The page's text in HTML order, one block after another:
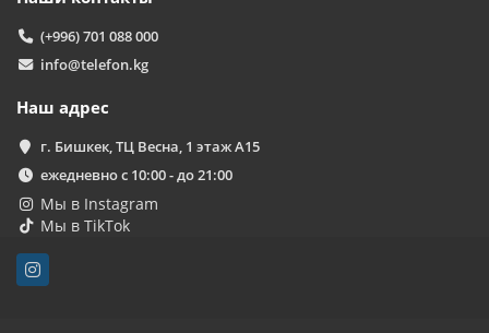
(+996) 701 088 000
info@telefon.kg
Наш адрес
г. Бишкек, ТЦ Весна, 1 этаж А15
ежедневно с 10:00 - до 21:00
Мы в Instagram
Мы в TikTok